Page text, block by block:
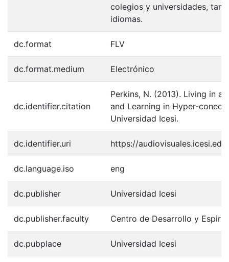
colegios y universidades,
idiomas.
dc.format FLV
dc.format.medium Electrónico
dc.identifier.citation
Perkins, N. (2013). Living in a
and Learning in Hyper-
Universidad Icesi.
dc.identifier.uri https://
dc.language.iso eng
dc.publisher Universidad Icesi
dc.publisher.faculty Centro de Desarrollo y
dc.pubplace Universidad Icesi